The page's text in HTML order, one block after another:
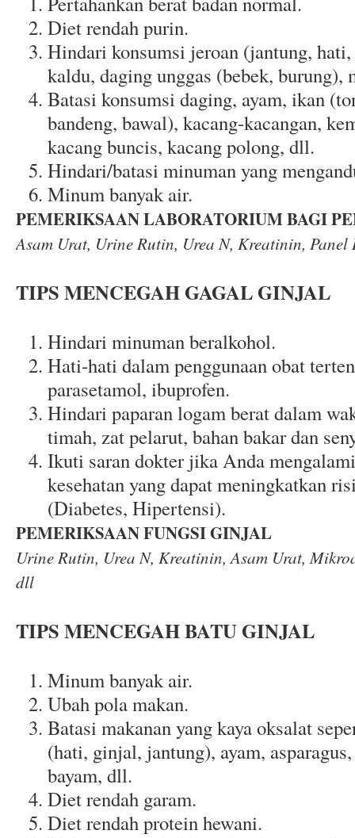
Diet rendah purin.
Hindari konsumsi jeroan (jantung,
kaldu, daging unggas (bebek,
Batasi konsumsi daging, ayam, ikan
bandeng, bawal), kacang-kacangan,
kacang buncis, kacang polong, dll.
Hindari/batasi minuman yang
Minum banyak air.
PEMERIKSAAN LABORATORIUM BAGI
Asam Urat, Urine Rutin, Urea N, Kreatinin, Panel
TIPS MENCEGAH GAGAL GINJAL
Hindari minuman beralkohol.
Hati-hati dalam penggunaan obat
parasetamol, ibuprofen.
Hindari paparan logam berat dalam
timah, zat pelarut, bahan bakar dan
Ikuti saran dokter jika Anda
kesehatan yang dapat meningkatkan
(Diabetes, Hipertensi).
PEMERIKSAAN FUNGSI GINJAL
Urine Rutin, Urea N, Kreatinin, Asam Urat,
dll
TIPS MENCEGAH BATU GINJAL
Minum banyak air.
Ubah pola makan.
Batasi makanan yang kaya oksalat
(hati, ginjal, jantung), ayam,
bayam, dll.
Diet rendah garam.
Diet rendah protein hewani.